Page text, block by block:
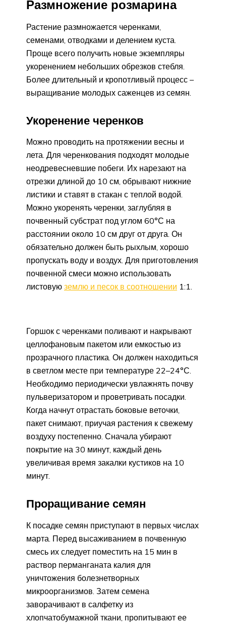
Размножение розмарина
Растение размножается черенками,
семенами, отводками и делением куста.
Проще всего получить новые экземпляры
укоренением небольших обрезков стебля.
Более длительный и кропотливый процесс –
выращивание молодых саженцев из семян.
Укоренение черенков
Можно проводить на протяжении весны и
лета. Для черенкования подходят молодые
неодревесневшие побеги. Их нарезают на
отрезки длиной до 10 см, обрывают нижние
листики и ставят в стакан с теплой водой.
Можно укоренять черенки, заглубляя в
почвенный субстрат под углом 60°С на
расстоянии около 10 см друг от друга. Он
обязательно должен быть рыхлым, хорошо
пропускать воду и воздух. Для приготовления
почвенной смеси можно использовать
листовую землю и песок в соотношении 1:1.
Горшок с черенками поливают и накрывают
целлофановым пакетом или емкостью из
прозрачного пластика. Он должен находиться
в светлом месте при температуре 22–24°С.
Необходимо периодически увлажнять почву
пульверизатором и проветривать посадки.
Когда начнут отрастать боковые веточки,
пакет снимают, приучая растения к свежему
воздуху постепенно. Сначала убирают
покрытие на 30 минут, каждый день
увеличивая время закалки кустиков на 10
минут.
Проращивание семян
К посадке семян приступают в первых числах
марта. Перед высаживанием в почвенную
смесь их следует поместить на 15 мин в
раствор перманганата калия для
уничтожения болезнетворных
микроорганизмов. Затем семена
заворачивают в салфетку из
хлопчатобумажной ткани, пропитывают ее